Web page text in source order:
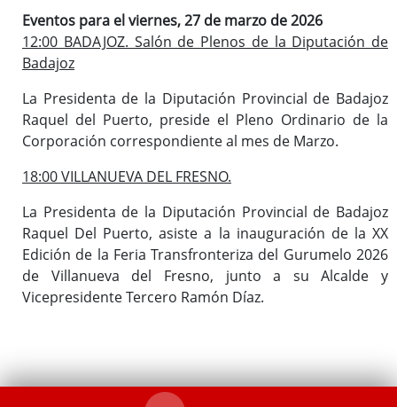
Eventos para el viernes, 27 de marzo de 2026
12:00 BADAJOZ. Salón de Plenos de la Diputación de
Badajoz
La Presidenta de la Diputación Provincial de Badajoz
Raquel del Puerto, preside el Pleno Ordinario de la
Corporación correspondiente al mes de Marzo.
18:00 VILLANUEVA DEL FRESNO.
La Presidenta de la Diputación Provincial de Badajoz
Raquel Del Puerto, asiste a la inauguración de la XX
Edición de la Feria Transfronteriza del Gurumelo 2026
de Villanueva del Fresno, junto a su Alcalde y
Vicepresidente Tercero Ramón Díaz.